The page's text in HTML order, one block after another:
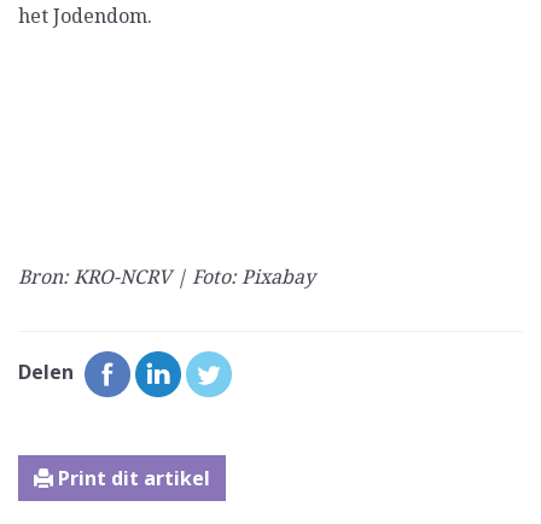
het Jodendom.
Bron: KRO-NCRV | Foto: Pixabay
Delen
Print dit artikel